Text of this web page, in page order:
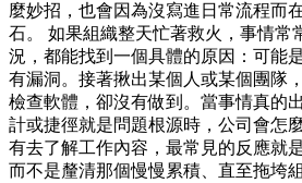
麼妙招，也會因為沒寫進日常流程而
石。 如果組織整天忙著救火，事情常
況，都能找到一個具體的原因：可能
有漏洞。接著揪出某個人或某個團隊
檢查軟體，卻沒有做到。當事情真的
計或捷徑就是問題根源時，公司會怎
有去了解工作內容，最常見的反應就
而不是釐清那個慢慢累積、直至拖垮